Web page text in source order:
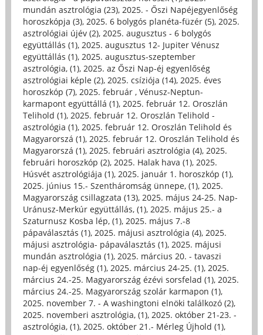
mundán asztrológia (23), 2025. - Őszi Napéjegyenlőség
horoszkópja (3), 2025. 6 bolygós planéta-füzér (5), 2025.
asztrológiai újév (2), 2025. augusztus - 6 bolygós
együttállás (1), 2025. augusztus 12- Jupiter Vénusz
együttállás (1), 2025. augusztus-szeptember
asztrológia, (1), 2025. az Őszi Nap-éj egyenlőség
asztrológiai képle (2), 2025. csíziója (14), 2025. éves
horoszkóp (7), 2025. február , Vénusz-Neptun-
karmapont együttállá (1), 2025. február 12. Oroszlán
Telihold (1), 2025. február 12. Oroszlán Telihold -
asztrológia (1), 2025. február 12. Oroszlán Telihold és
Magyarorszá (1), 2025. február 12. Oroszlán Telihold és
Magyarorszá (1), 2025. februári asztrológia (4), 2025.
februári horoszkóp (2), 2025. Halak hava (1), 2025.
Húsvét asztrológiája (1), 2025. január 1. horoszkóp (1),
2025. június 15.- Szentháromság ünnepe, (1), 2025.
Magyarország csillagzata (13), 2025. május 24-25. Nap-
Uránusz-Merkúr együttállás, (1), 2025. május 25.- a
Szaturnusz Kosba lép, (1), 2025. május 7.-8
pápaválasztás (1), 2025. májusi asztrológia (4), 2025.
májusi asztrológia- pápaválasztás (1), 2025. májusi
mundán asztrológia (1), 2025. március 20. - tavaszi
nap-éj egyenlőség (1), 2025. március 24-25. (1), 2025.
március 24.-25. Magyarország ézévi sorsfelad (1), 2025.
március 24.-25. Magyarország szolár karmapon (1),
2025. november 7. - A washingtoni elnöki találkozó (2),
2025. novemberi asztrológia, (1), 2025. október 21-23. -
asztrológia, (1), 2025. október 21.- Mérleg Újhold (1),